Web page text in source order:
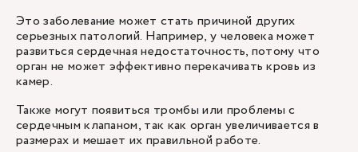
Это заболевание может стать причиной других
серьезных патологий. Например, у человека может
развиться сердечная недостаточность, потому что
орган не может эффективно перекачивать кровь из
камер.
Также могут появиться тромбы или проблемы с
сердечным клапаном, так как орган увеличивается в
размерах и мешает их правильной работе.